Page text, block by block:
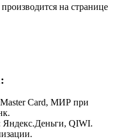
на странице
Master Card, МИР при
Яндекс.Деньги, QIWI.